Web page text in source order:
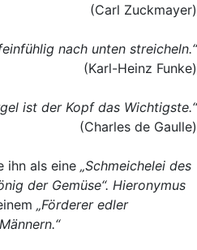
(Carl Zuckmayer)
nach unten streicheln.“
(Karl-Heinz Funke)
ist der Kopf das Wichtigste.“
(Charles de Gaulle)
ihn als eine „Schmeichelei des
der Gemüse“. Hieronymus
„Förderer edler